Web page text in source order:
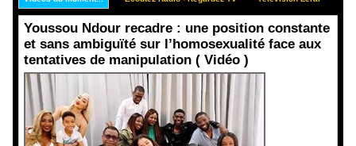
Youssou Ndour recadre : une position constante
et sans ambiguïté sur l’homosexualité face aux
tentatives de manipulation ( Vidéo )